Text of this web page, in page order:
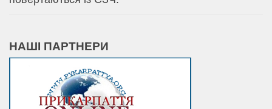
НАШІ ПАРТНЕРИ